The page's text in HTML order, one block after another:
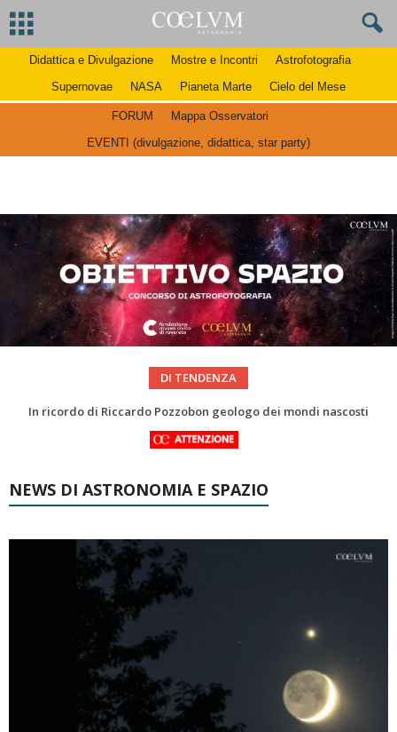
Didattica e Divulgazione Mostre e Incontri
Astrofotografia
Supernovae
NASA Pianeta Marte Cielo del Mese
FORUM
Mappa Osservatori
EVENTI (divulgazione, didattica, star party)
DI TENDENZA
Una volta qualcuno li usava
NEWS DI ASTRONOMIA E SPAZIO